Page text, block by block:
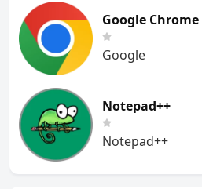
Google Chrome
Google
Notepad++
Notepad++